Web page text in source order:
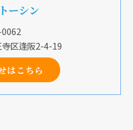
ーシン
区逢阪2-4-19
はこちら